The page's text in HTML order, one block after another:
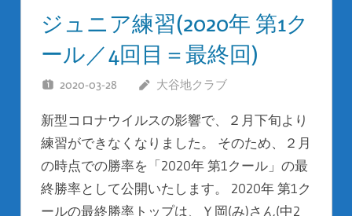
ジュニア練習(2020年 第1ク
ール／4回目＝最終回)
2020-03-28 大谷地クラブ
新型コロナウイルスの影響で、２月下旬より
練習ができなくなりました。 そのため、２月
の時点での勝率を「2020年 第1クール」の最
終勝率として公開いたします。 2020年 第1ク
ールの最終勝率トップは、Ｙ岡(み)さん(中2